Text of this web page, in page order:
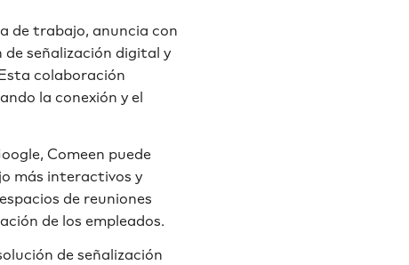
de trabajo, anuncia con
señalización digital y
colaboración
la conexión y el
Comeen puede
más interactivos y
de reuniones
de los empleados.
de señalización